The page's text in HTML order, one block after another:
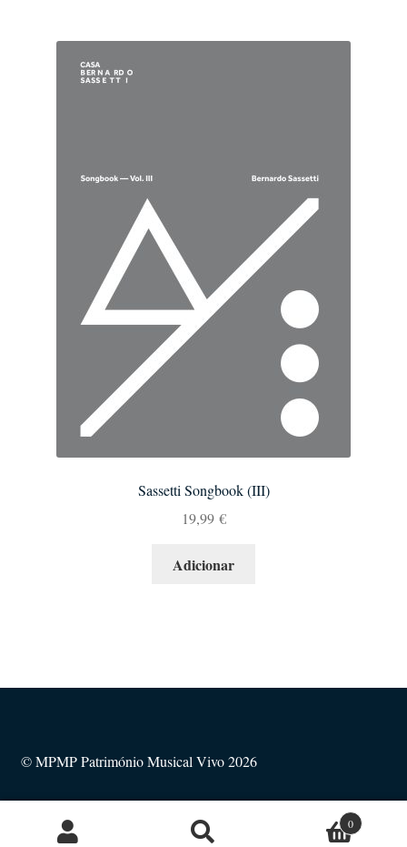
Sassetti Songbook (III)
19,99 €
Adicionar
© MPMP Património Musical Vivo 2026
Pesquisar
Pesquisa
0